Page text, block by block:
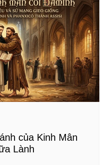
của Kinh Mân
Lành